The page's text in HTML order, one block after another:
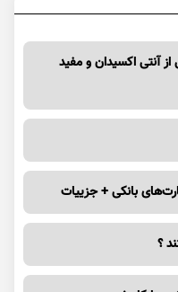
آنتی اکسیدان و مفید
بانکی + جزییات
؟